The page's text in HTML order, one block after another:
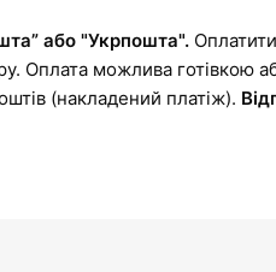
або "Укрпошта".
Оплата можлива готівкою
(накладений платіж).